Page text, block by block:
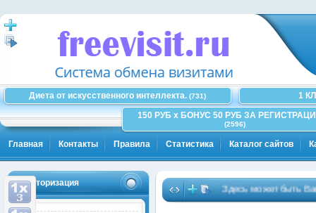
Диета от искусственного интеллекта. (731)
1
150 РУБ x БОНУС 50 РУБ ЗА
(2596)
Главная Контакты Правила Статистика Каталог сайтов
Авторизация
Здесь может быть Ваша